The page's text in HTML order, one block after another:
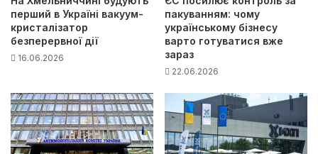
перший в Україні вакуум-
кристалізатор
безперервної дії
16.06.2026
пакуванням: чому
українському бізнесу
варто готуватися вже
зараз
22.06.2026